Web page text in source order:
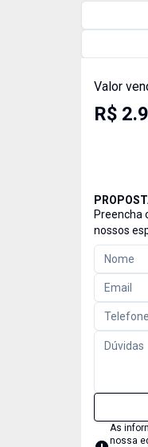
Valor
R$
Preencha
nossos
As
nossa